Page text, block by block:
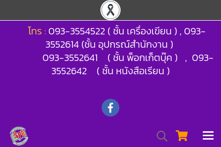
โทร : 093-3554522 ( ชั้น เครื่องเขียน ) , 093-
3552614 (ชั้น อุปกรณ์สำนักงาน )
093-3552641 ( ชั้น พ็อกเก็ตบุ๊ค ) , 093-
3552642 ( ชั้น หนังสือเรียน )